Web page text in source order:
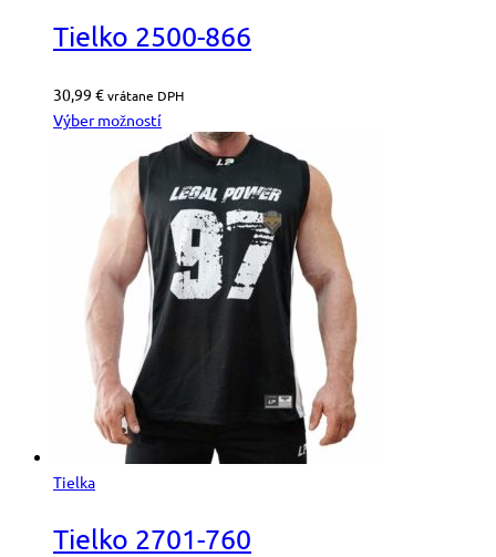
Tielko 2500-866
30,99 €vrátane DPH
Výber možností
Tielka
Tielko 2701-760